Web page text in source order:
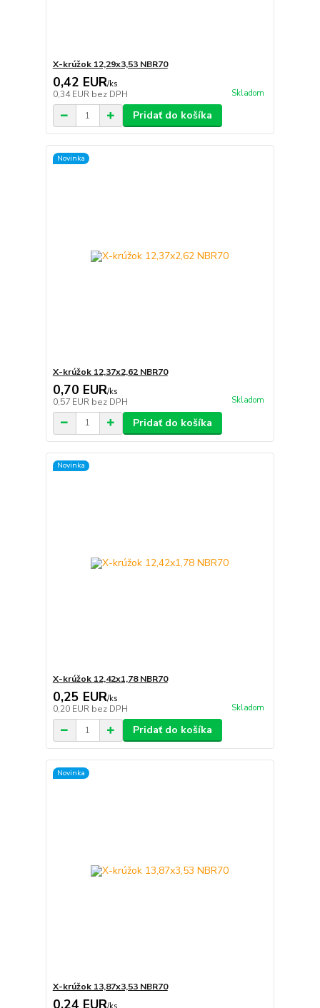
X-krúžok 12,29x3,53 NBR70
0,42 EUR/ks
0,34 EUR bez DPH Skladom
Pridať do košíka
Novinka
X-krúžok 12,37x2,62 NBR70
0,70 EUR/ks
0,57 EUR bez DPH Skladom
Pridať do košíka
Novinka
X-krúžok 12,42x1,78 NBR70
0,25 EUR/ks
0,20 EUR bez DPH Skladom
Pridať do košíka
Novinka
X-krúžok 13,87x3,53 NBR70
0,24 EUR